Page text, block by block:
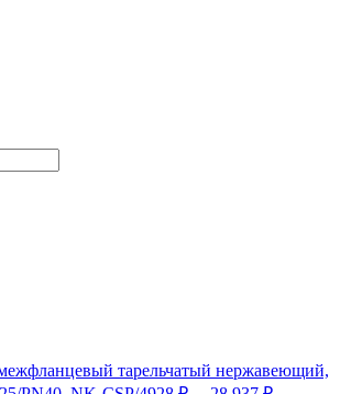
тарельчатый нержавеющий,